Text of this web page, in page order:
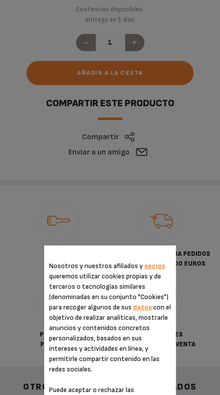
Existencias disponibles.
entrega en 5 días
- +
AÑADIR A LA CESTA
COMPARTIR ESTE PRODUCTO
Compartir
Enviar a un amigo
SEGURO
ENVÍO GRATUITO PARA PEDIDOS
SUPERIORES A 30.00 EUROS
POLÍTICA DE
PRIVACIDAD
CONDICIONES
GENERALES DE VENTA
OTROS ACCESORIOS RECOMENDADOS
Nosotros y nuestros afiliados y socios
queremos utilizar cookies propias y de
terceros o tecnologías similares
(denominadas en su conjunto "Cookies")
para recoger algunos de sus datoscon el
objetivo de realizar analíticas, mostrarle
anuncios y contenidos concretos
personalizados, basados en sus
intereses y actividades en línea, y
permitirle compartir contenido en las
redes sociales.
Puede aceptar o rechazar las